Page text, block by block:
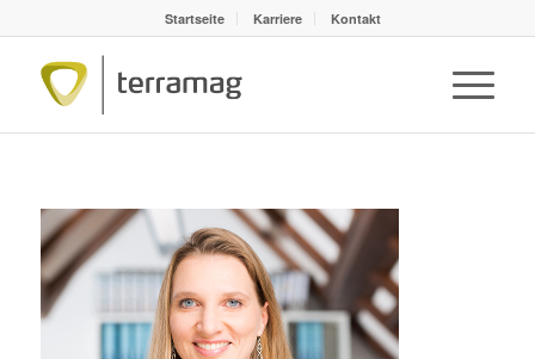
Startseite Karriere Kontakt